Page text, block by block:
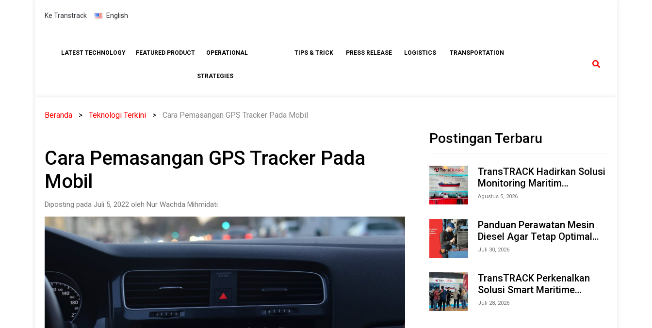
Skip
Ke Transtrack English
LATEST TECHNOLOGY FEATURED PRODUCT OPERATIONAL
STRATEGIES
TIPS & TRICK PRESS RELEASE LOGISTICS TRANSPORTATION
Beranda Teknologi Terkini Cara Pemasangan GPS Tracker Pada Mobil
Cara Pemasangan GPS Tracker Pada
Mobil
Diposting pada Juli 5, 2022 oleh Nur Wachda Mihmidati
Postingan Terbaru
TransTRACK Hadirkan Solusi
Monitoring Maritim
Terintegrasi Berbasis AI &
Offshore Expo (IMOX) 2026
Agustus 5, 2026
Panduan Perawatan Mesin
Diesel Agar Tetap Optimal
dan Tahan Lama
Juli 30, 2026
TransTRACK Perkenalkan
Solusi Smart Maritime
Monitoring Berbasis AI dan
Juli 28, 2026